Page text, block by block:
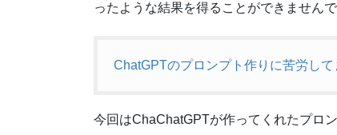
ったような結果を得ることができませんで
ChatGPTのプロンプト作りに苦労して
今回はChaChatGPTが作ってくれたプロ